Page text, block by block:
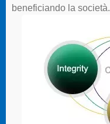
beneficiando la società.